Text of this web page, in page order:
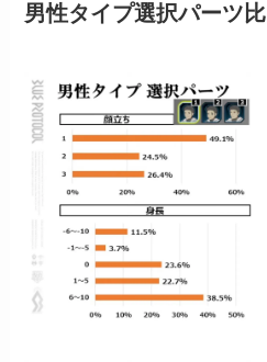
男性タイプ選択パーツ比